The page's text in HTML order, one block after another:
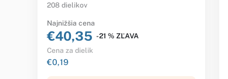
208 dielikov
Najnižšia cena
€40,35 -21 % ZĽAVA
Cena za dielik
€0,19